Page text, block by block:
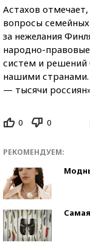
Астахов
вопросы
за нежелания
народно-
систем и решений
нашими странами.
— тысячи
0 0
РЕКОМЕНДУЕМ: